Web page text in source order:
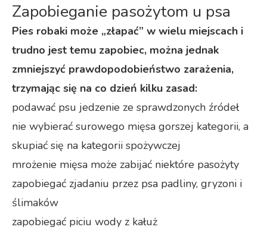
Zapobieganie pasożytom u psa
Pies robaki może „złapać” w wielu miejscach i
trudno jest temu zapobiec, można jednak
zmniejszyć prawdopodobieństwo zarażenia,
trzymając się na co dzień kilku zasad:
podawać psu jedzenie ze sprawdzonych źródeł
nie wybierać surowego mięsa gorszej kategorii, a
skupiać się na kategorii spożywczej
mrożenie mięsa może zabijać niektóre pasożyty
zapobiegać zjadaniu przez psa padliny, gryzoni i
ślimaków
zapobiegać piciu wody z kałuż